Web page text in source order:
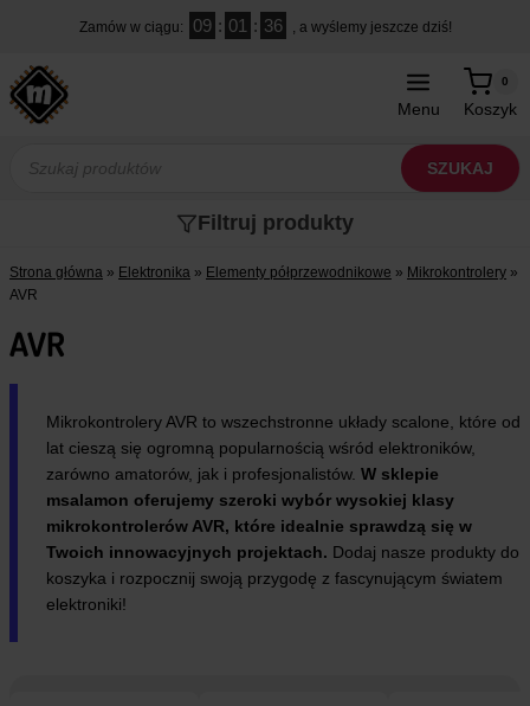
treści
Zamów w ciągu: 09 : 01 : 35 , a wyślemy jeszcze dziś!
Menu Koszyk
0
produktów
SZUKAJ
Filtruj produkty
Strona główna » Elektronika » Elementy półprzewodnikowe » Mikrokontrolery »
AVR
AVR
Mikrokontrolery AVR to wszechstronne układy scalone, które od
lat cieszą się ogromną popularnością wśród elektroników,
zarówno amatorów, jak i profesjonalistów. W sklepie
msalamon oferujemy szeroki wybór wysokiej klasy
mikrokontrolerów AVR, które idealnie sprawdzą się w
Twoich innowacyjnych projektach. Dodaj nasze produkty do
koszyka i rozpocznij swoją przygodę z fascynującym światem
elektroniki!